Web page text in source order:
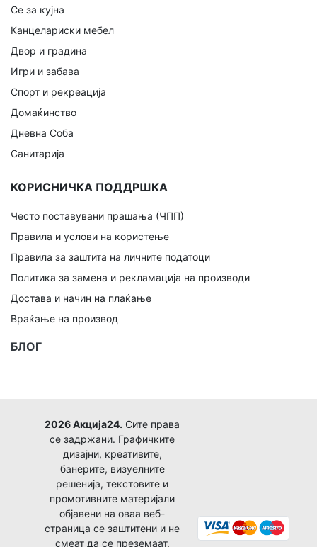
Се за кујна
Канцелариски мебел
Двор и градина
Игри и забава
Спорт и рекреација
Домаќинство
Дневна Соба
Санитарија
КОРИСНИЧКА ПОДДРШКА
Често поставувани прашања (ЧПП)
Правила и услови на користење
Правила за заштита на личните податоци
Политика за замена и рекламација на производи
Достава и начин на плаќање
Враќање на производ
БЛОГ
2026 Акција24. Сите права
се задржани. Графичките
дизајни, креативите,
банерите, визуелните
решенија, текстовите и
промотивните материјали
објавени на оваа веб-
страница се заштитени и не
смеат да се преземаат,